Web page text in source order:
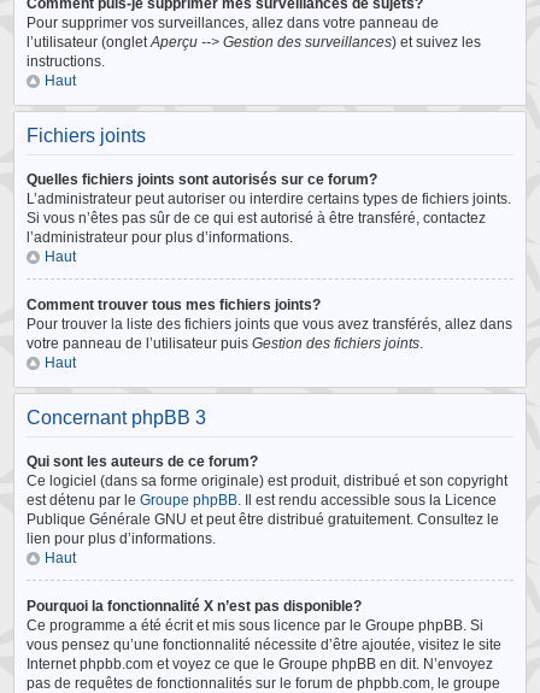
Comment puis-je supprimer mes surveillances de sujets?
Pour supprimer vos surveillances, allez dans votre panneau de
l’utilisateur (ongletAperçu --> Gestion des surveillances) et suivez les
instructions.
Haut
Fichiers joints
Quelles fichiers joints sont autorisés sur ce forum?
L’administrateur peut autoriser ou interdire certains types de fichiers joints.
Si vous n’êtes pas sûr de ce qui est autorisé à être transféré, contactez
l’administrateur pour plus d’informations.
Haut
Comment trouver tous mes fichiers joints?
Pour trouver la liste des fichiers joints que vous avez transférés, allez dans
votre panneau de l’utilisateur puisGestion des fichiers joints.
Haut
Concernant phpBB 3
Qui sont les auteurs de ce forum?
Ce logiciel (dans sa forme originale) est produit, distribué et son copyright
est détenu par leGroupe phpBB. Il est rendu accessible sous la Licence
Publique Générale GNU et peut être distribué gratuitement. Consultez le
lien pour plus d’informations.
Haut
Pourquoi la fonctionnalité X n’est pas disponible?
Ce programme a été écrit et mis sous licence par le Groupe phpBB. Si
vous pensez qu’une fonctionnalité nécessite d’être ajoutée, visitez le site
Internet phpbb.com et voyez ce que le Groupe phpBB en dit. N’envoyez
pas de requêtes de fonctionnalités sur le forum de phpbb.com, le groupe